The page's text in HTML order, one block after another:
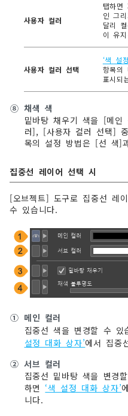
사용자 컬러
탭하면
인 그
달리
이 유
사용자 컬러 선택
‘색 설
항목의
표시되
⑧ 채색 색
밑바탕 채우기 색을 [메
러], [사용자 컬러 선택]
목의 설정 방법은 [선 색]
집중선 레이어 선택 시
[오브젝트] 도구로 집중선 레
수 있습니다.
① 메인 컬러
집중선 색을 변경할 수 있
설정 대화 상자’에서 집중
② 서브 컬러
집중선 밑바탕 색을 변경
하면 ‘색 설정 대화 상자’
니다.